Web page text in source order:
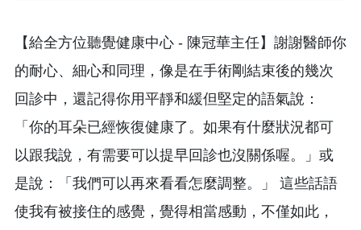
【給全方位聽覺健康中心 - 陳冠華主任】謝謝醫師你
的耐心、細心和同理，像是在手術剛結束後的幾次
回診中，還記得你用平靜和緩但堅定的語氣說：
「你的耳朵已經恢復健康了。如果有什麼狀況都可
以跟我說，有需要可以提早回診也沒關係喔。」或
是說：「我們可以再來看看怎麼調整。」 這些話語
使我有被接住的感覺，覺得相當感動，不僅如此，